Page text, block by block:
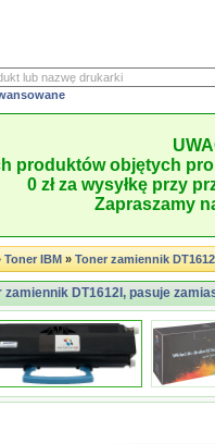
produktów objętych
0 zł za wysyłkę przy
Zapraszamy
Toner IBM»Toner zamiennik
zamiennik DT1612I, pasuje